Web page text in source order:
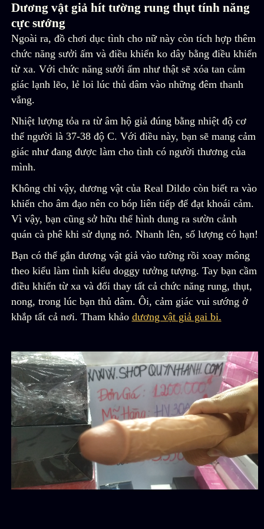
Dương vật giả hít tường rung thụt tính năng
cực sướng
Ngoài ra, đồ chơi dục tình cho nữ này còn tích hợp thêm
chức năng sưởi ấm và điều khiển ko dây bằng điều khiển
từ xa. Với chức năng sưởi ấm như thật sẽ xóa tan cảm
giác lạnh lẽo, lẻ loi lúc thủ dâm vào những đêm thanh
vắng.
Nhiệt lượng tỏa ra từ âm hộ giả đúng bằng nhiệt độ cơ
thể người là 37-38 độ C. Với điều này, bạn sẽ mang cảm
giác như đang được làm cho tình có người thương của
mình.
Không chỉ vậy, dương vật của Real Dildo còn biết ra vào
khiến cho âm đạo nên co bóp liên tiếp để đạt khoái cảm.
Vì vậy, bạn cũng sở hữu thể hình dung ra sườn cảnh
quán cà phê khi sử dụng nó. Nhanh lên, số lượng có hạn!
Bạn có thể gắn dương vật giả vào tường rồi xoay mông
theo kiểu làm tình kiểu doggy tưởng tượng. Tay bạn cầm
điều khiển từ xa và đổi thay tất cả chức năng rung, thụt,
nong, trong lúc bạn thủ dâm. Ôi, cảm giác vui sướng ở
khắp tất cả nơi. Tham khảo dương vật giả gai bi.